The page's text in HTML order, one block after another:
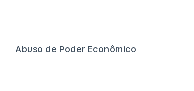
Abuso de Poder Econômico